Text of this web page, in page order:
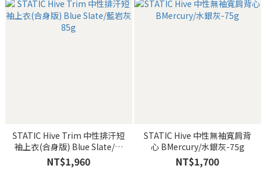
STATIC Hive Trim 中性排汗短
袖上衣(合身版) Blue Slate/藍
岩灰 85g
NT$1,960
STATIC Hive 中性無袖寬肩背
心 BMercury/水銀灰-75g
NT$1,700